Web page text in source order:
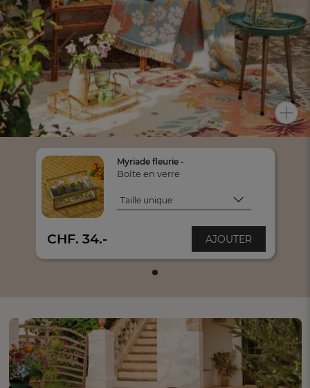
Myriade fleurie -
Boîte en verre
Taille unique
Taille unique
CHF. 34.- AJOUTER